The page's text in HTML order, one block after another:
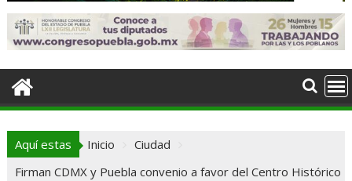
Aquí estas Inicio
Ciudad
Firman CDMX y Puebla convenio a favor del Centro Histórico